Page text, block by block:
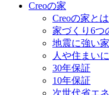
Creoの家
Creoの家とは
家づくり6つ
地震に強い家
人や住まい
30年保証
10年保証
次世代省エ